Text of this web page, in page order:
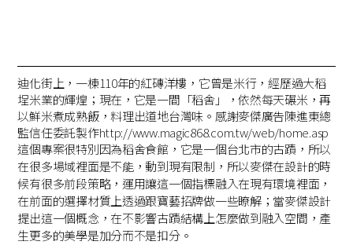
迪化街上，一棟110年的紅磚洋樓，它曾是米行，經歷過大稻
埕米業的輝煌；現在，它是一間「稻舍」，依然每天碾米，再
以鮮米煮成熟飯，料理出道地台灣味。感謝麥傑廣告陳進東總
監信任委託製作http://www.magic868.com.tw/web/home.asp
這個專案很特別因為稻舍食館，它是一個台北市的古蹟，所以
在很多場域裡面是不能，動到現有限制，所以麥傑在設計的時
候有很多前段策略，運用讓這一個指標融入在現有環境裡面，
在前面的選擇材質上透過跟寶藝招牌做一些瞭解；當麥傑設計
提出這一個概念，在不影響古蹟結構上怎麼做到融入空間，產
生更多的美學是加分而不是扣分。